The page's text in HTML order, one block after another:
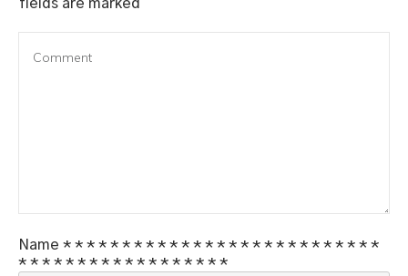
fields are marked
Name * * * * * * * * * * * * * * * * * * * * * * * * * * *
* * * * * * * * * * * * * * * * * *